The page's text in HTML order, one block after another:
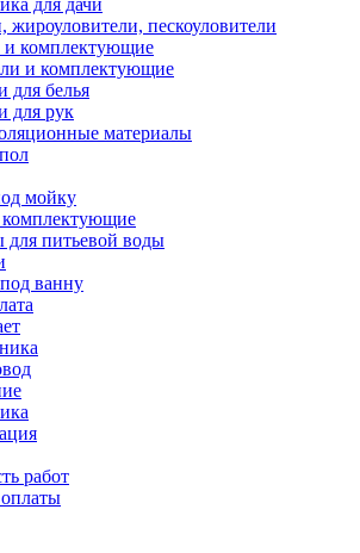
для дачи
жироуловители, пескоуловители
комплектующие
и комплектующие
для белья
для рук
материалы
мойку
для питьевой воды
ванну
работ